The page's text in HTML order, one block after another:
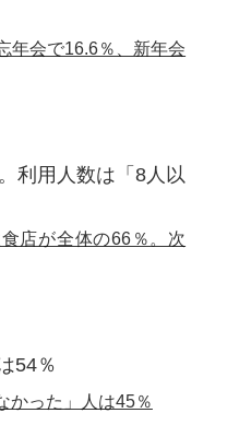
年会で16.6％、新年会
利用人数は「8人以
店が全体の66％。次
54％
かった」人は45％